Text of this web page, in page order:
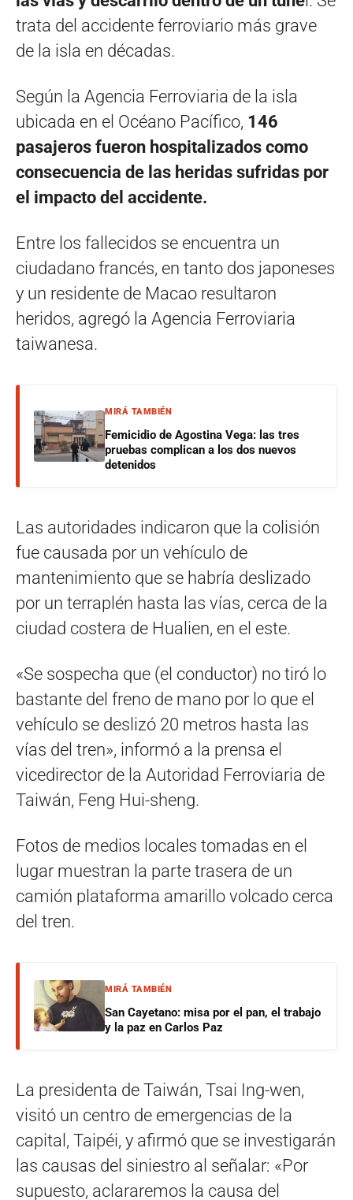
trata del accidente ferroviario más grave
de la isla en décadas.
Según la Agencia Ferroviaria de la isla
ubicada en el Océano Pacífico, 146
pasajeros fueron hospitalizados como
consecuencia de las heridas sufridas por
el impacto del accidente.
Entre los fallecidos se encuentra un
ciudadano francés, en tanto dos japoneses
y un residente de Macao resultaron
heridos, agregó la Agencia Ferroviaria
taiwanesa.
MIRÁ TAMBIÉN
Femicidio de Agostina Vega: las tres
pruebas complican a los dos nuevos
detenidos
Las autoridades indicaron que la colisión
fue causada por un vehículo de
mantenimiento que se habría deslizado
por un terraplén hasta las vías, cerca de la
ciudad costera de Hualien, en el este.
«Se sospecha que (el conductor) no tiró lo
bastante del freno de mano por lo que el
vehículo se deslizó 20 metros hasta las
vías del tren», informó a la prensa el
vicedirector de la Autoridad Ferroviaria de
Taiwán, Feng Hui-sheng.
Fotos de medios locales tomadas en el
lugar muestran la parte trasera de un
camión plataforma amarillo volcado cerca
del tren.
MIRÁ TAMBIÉN
San Cayetano: misa por el pan, el trabajo
y la paz en Carlos Paz
La presidenta de Taiwán, Tsai Ing-wen,
visitó un centro de emergencias de la
capital, Taipéi, y afirmó que se investigarán
las causas del siniestro al señalar: «Por
supuesto, aclararemos la causa del